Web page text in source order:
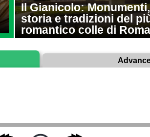
Il Gianicolo: Monumenti,
storia e tradizioni del
romantico colle di Roma